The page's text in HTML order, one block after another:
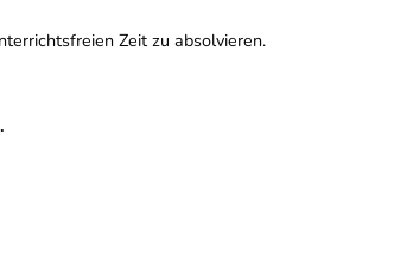
Zeit zu absolvieren.